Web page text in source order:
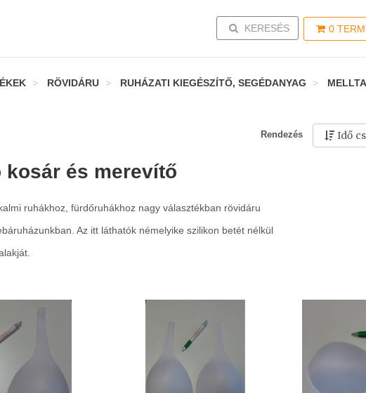
0
TOGGLE SEARCH
KERESÉS
RÖVIDÁRU RUHÁZATI KIEGÉSZÍTŐ, SEGÉDANYAG
Rendezés
kosár és merevítő
ruhákhoz, fürdőruhákhoz nagy választékban rövidáru
Az itt láthatók némelyike szilikon betét nélkül